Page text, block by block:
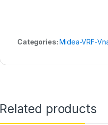
Categories: Midea-VRF-
Related products